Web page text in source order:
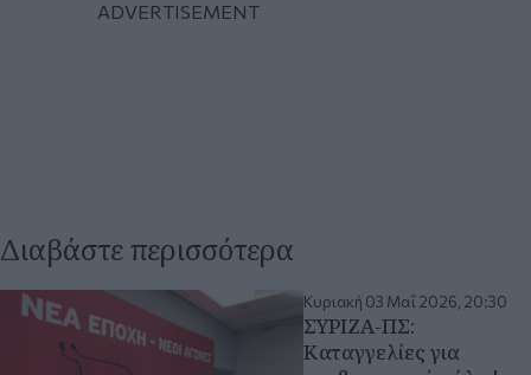
Διαβάστε περισσότερα
Κυριακή 03 Μαΐ 2026, 20:30
ΣΥΡΙΖΑ-ΠΣ:
Καταγγελίες για